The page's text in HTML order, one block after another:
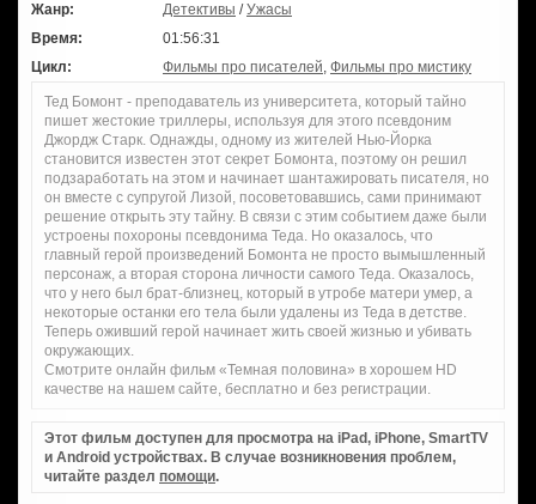
Жанр:
Детективы /Ужасы
Время:
01:56:31
Цикл:
Фильмы про писателей, Фильмы про мистику
Тед Бомонт - преподаватель из университета, который тайно
пишет жестокие триллеры, используя для этого псевдоним
Джордж Старк. Однажды, одному из жителей Нью-Йорка
становится известен этот секрет Бомонта, поэтому он решил
подзаработать на этом и начинает шантажировать писателя, но
он вместе с супругой Лизой, посоветовавшись, сами принимают
решение открыть эту тайну. В связи с этим событием даже были
устроены похороны псевдонима Теда. Но оказалось, что
главный герой произведений Бомонта не просто вымышленный
персонаж, а вторая сторона личности самого Теда. Оказалось,
что у него был брат-близнец, который в утробе матери умер, а
некоторые останки его тела были удалены из Теда в детстве.
Теперь оживший герой начинает жить своей жизнью и убивать
окружающих.
Смотрите онлайн фильм «Темная половина» в хорошем HD
качестве на нашем сайте, бесплатно и без регистрации.
Этот фильм доступен для просмотра на iPad, iPhone, SmartTV
и Android устройствах. В случае возникновения проблем,
читайте раздел помощи.